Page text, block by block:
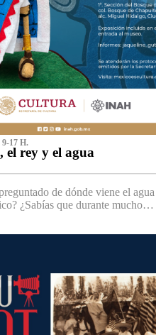
17 H.
el rey y el agua
de dónde viene el agua
¿Sabías que durante mucho…